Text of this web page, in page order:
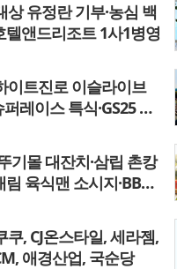
유정란 기부·농심 백
텔앤드리조트 1사1병영
이트진로 이슬라이브
레이스 특식·GS25 레
기몰 대잔치·삼립 촌캉
림 육식맨 소시지·BBQ
, CJ온스타일, 세라젬,
애경산업, 국순당